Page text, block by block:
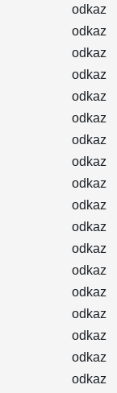
odkaz
odkaz
odkaz
odkaz
odkaz
odkaz
odkaz
odkaz
odkaz
odkaz
odkaz
odkaz
odkaz
odkaz
odkaz
odkaz
odkaz
odkaz